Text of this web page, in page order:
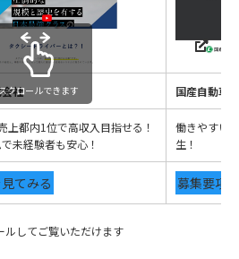
社 国産自動車
上都内1位で高収入目指せる！
未経験者も安心！
働きやすい
生！
てみる 募集要項
クロールできます